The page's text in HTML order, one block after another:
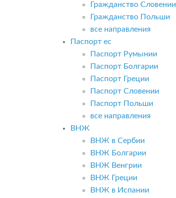
Гражданство Словении
Гражданство Польши
все направления
Паспорт ес
Паспорт Румынии
Паспорт Болгарии
Паспорт Греции
Паспорт Словении
Паспорт Польши
все направления
ВНЖ
ВНЖ в Сербии
ВНЖ Болгарии
ВНЖ Венгрии
ВНЖ Греции
ВНЖ в Испании